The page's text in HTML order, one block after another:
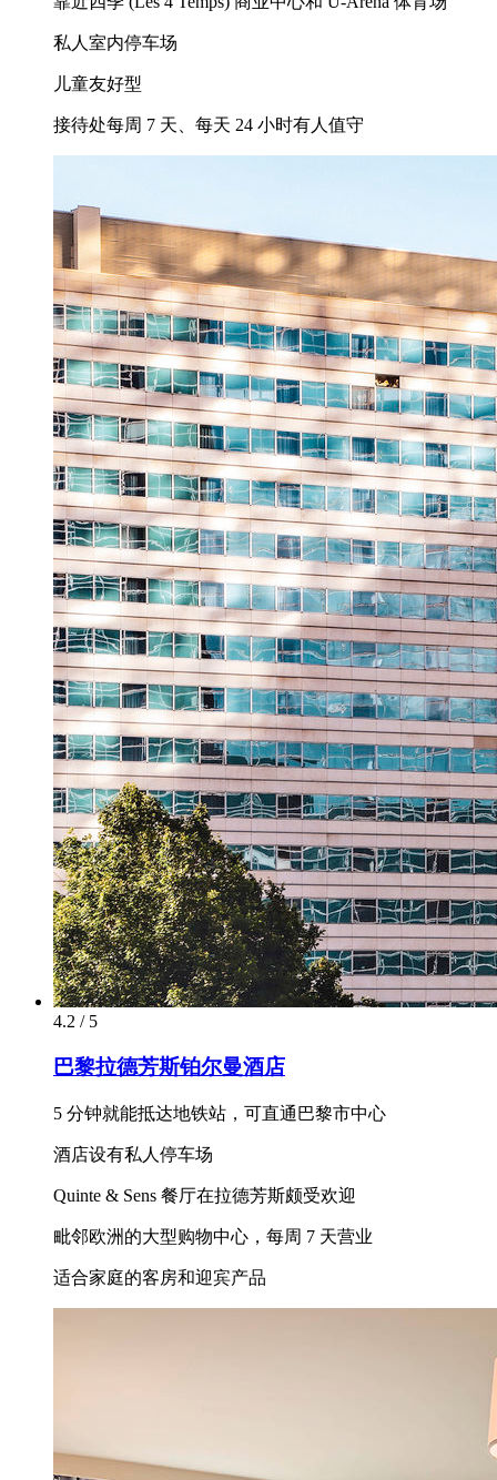
私人室内停车场
儿童友好型
接待处每周 7 天、每天 24 小时有人值守
4.2 / 5
巴黎拉德芳斯铂尔曼酒店
5 分钟就能抵达地铁站，可直通巴黎市中心
酒店设有私人停车场
Quinte & Sens 餐厅在拉德芳斯颇受欢迎
毗邻欧洲的大型购物中心，每周 7 天营业
适合家庭的客房和迎宾产品